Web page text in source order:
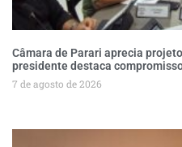
Câmara de Parari aprecia
presidente destaca
7 de agosto de 2026